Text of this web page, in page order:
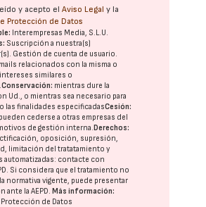
y acepto elAviso Legal y la
Protección de Datos
Interempresas Media, S.L.U.
Suscripción a nuestra(s)
Gestión de cuenta de usuario.
relacionados con la misma o
similares o
Conservación: mientras dure la
Ud., o mientras sea necesario para
las finalidades especificadasCesión:
cederse a otras empresas del
de gestión interna.Derechos:
oposición, supresión,
limitación del tratatamiento y
automatizadas: contacte con
. Si considera que el tratamiento no
normativa vigente, puede presentar
ante laAEPD .Más información:
de Datos